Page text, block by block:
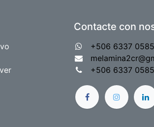
Contacte con
+506 6337 0585
+506 6337 0585